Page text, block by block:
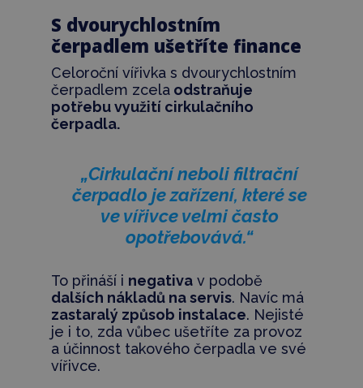
S dvourychlostním
čerpadlem ušetříte finance
Celoroční vířivka s dvourychlostním
čerpadlem zcelaodstraňuje
potřebu využití cirkulačního
čerpadla.
„Cirkulační neboli filtrační
čerpadlo je zařízení, které se
ve vířivce velmi často
opotřebovává.“
To přináší i negativav podobě
dalších nákladů na servis. Navíc má
zastaralý způsob instalace. Nejisté
je i to, zda vůbec ušetříte za provoz
a účinnost takového čerpadla ve své
vířivce.